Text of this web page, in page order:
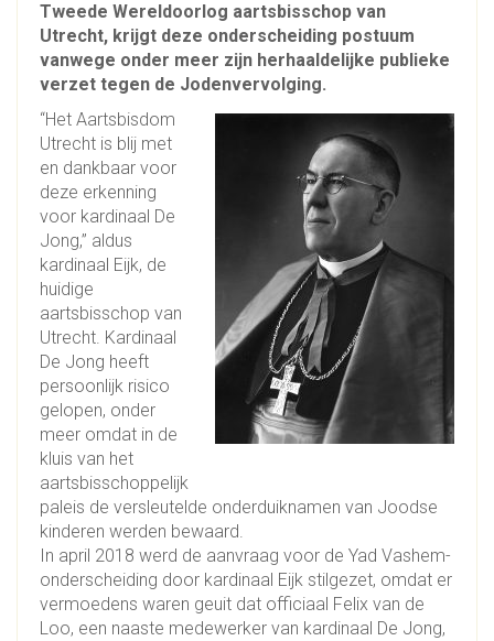
Tweede Wereldoorlog aartsbisschop van
Utrecht, krijgt deze onderscheiding postuum
vanwege onder meer zijn herhaaldelijke publieke
verzet tegen de Jodenvervolging.
“Het Aartsbisdom
Utrecht is blij met
en dankbaar voor
deze erkenning
voor kardinaal De
Jong,” aldus
kardinaal Eijk, de
huidige
aartsbisschop van
Utrecht. Kardinaal
De Jong heeft
persoonlijk risico
gelopen, onder
meer omdat in de
kluis van het
aartsbisschoppelijk
paleis de versleutelde onderduiknamen van Joodse
kinderen werden bewaard.
In april 2018 werd de aanvraag voor de Yad Vashem-
onderscheiding door kardinaal Eijk stilgezet, omdat er
vermoedens waren geuit dat officiaal Felix van de
Loo, een naaste medewerker van kardinaal De Jong,